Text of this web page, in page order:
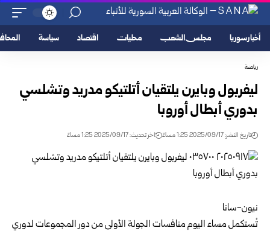
أخبار سوريا مجلس الشعب محليات اقتصاد سياسة
رياضة
ليفربول وبايرن يلتقيان أتلتيكو مدريد وتشلسي
بدوري أبطال أوروبا
تاريخ النشر: 2025/09/17 1:25 مساءً اخر تحديث: 2025/09/17 1:25 مساءً
نيون-سانا
تُستكمل مساء اليوم منافسات الجولة الأولى من دور المجموعات لدوري